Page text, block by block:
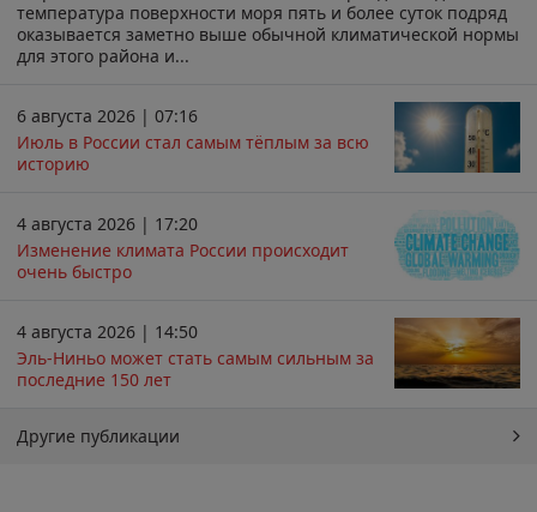
температура поверхности моря пять и более суток подряд
оказывается заметно выше обычной климатической нормы
для этого района и...
6 августа 2026 | 07:16
Июль в России стал самым тёплым за всю
историю
4 августа 2026 | 17:20
Изменение климата России происходит
очень быстро
4 августа 2026 | 14:50
Эль-Ниньо может стать самым сильным за
последние 150 лет
Другие публикации